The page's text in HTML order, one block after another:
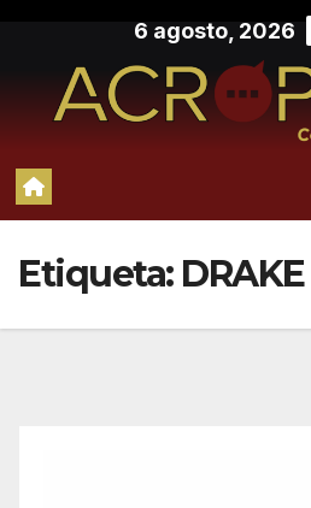
contenido
6 agosto, 2026
Etiqueta: DRAKE